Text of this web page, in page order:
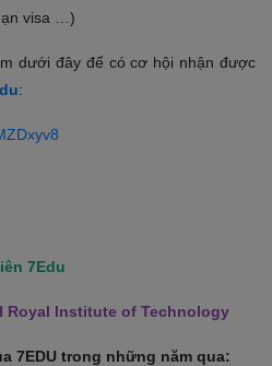
visa …)
dưới đây để có cơ hội nhận được
:
7Edu
Royal Institute of Technology
7EDU trong những năm qua: